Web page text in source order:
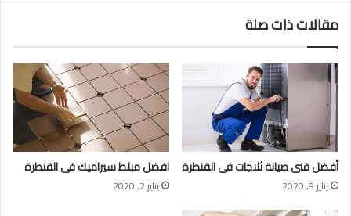
مقالات ذات صلة
أفضل فنى صيانة ثلاجات فى القنطرة
يناير 9, 2020
افضل مبلط سيراميك فى القنطرة
يناير 2, 2020